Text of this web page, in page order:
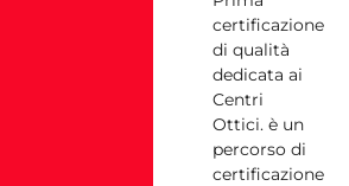
certificazione
di qualità
dedicata ai
Centri
Ottici. è un
percorso di
certificazione